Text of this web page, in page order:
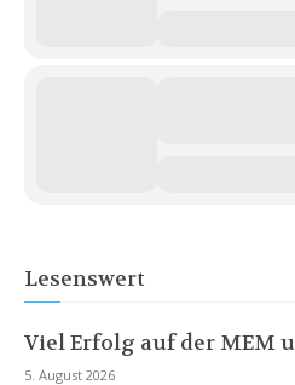
Lesenswert
Viel Erfolg auf der MEM
5. August 2026